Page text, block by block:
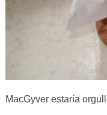
MacGyver estaría